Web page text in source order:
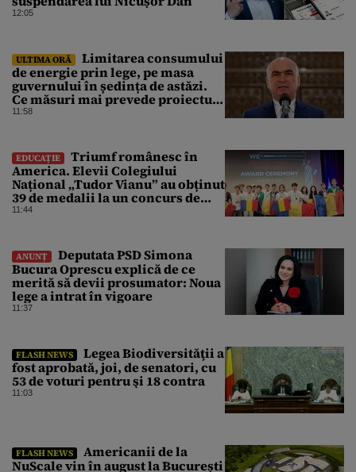
12:05
ULTIMA ORĂ
Limitarea consumului
de energie prin lege, pe masa
guvernului în ședința de astăzi.
Ce măsuri mai prevede proiectul
în caz de pandemie, cutremur sau
11:58
EDUCAȚIE
Triumf românesc în
America. Elevii Colegiului
Național „Tudor Vianu” au obținut
39 de medalii la un concurs de
științe
11:44
ANUNȚ
Deputata PSD Simona
Bucura Oprescu explică de ce
merită să devii prosumator: Noua
lege a intrat în vigoare
11:37
FLASH NEWS
Legea Biodiversităţii a
fost aprobată, joi, de senatori, cu
53 de voturi pentru şi 18 contra
11:03
FLASH NEWS
Americanii de la
NuScale vin în august la București